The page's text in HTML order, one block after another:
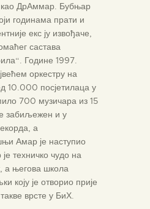
као ДрАммар. Бубњар
годинама прати и
екс ју извођаче,
састава
Године 1997.
оркестру на
10.000 посјетилаца у
700 музичара из 15
забиљежен и у
а
Амар је наступио
техничко чудо на
а његова школа
коју је отворио прије
врсте у БиХ.